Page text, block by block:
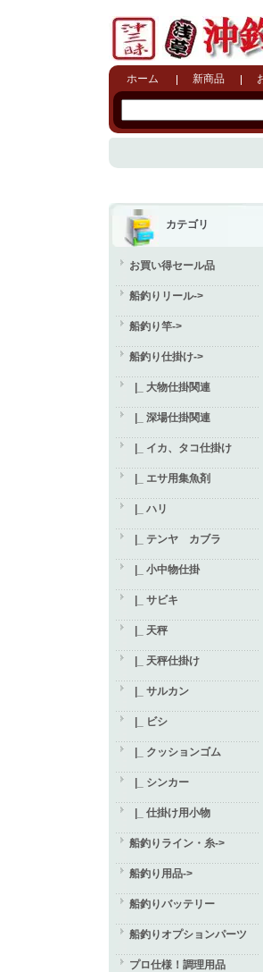
ホーム 新商品
カテゴリ
お買い得セール品
船釣りリール->
船釣り竿->
船釣り仕掛け->
|_ 大物仕掛関連
|_ 深場仕掛関連
|_ イカ、タコ仕掛け
|_ エサ用集魚剤
|_ ハリ
|_ テンヤ カブラ
|_ 小中物仕掛
|_ サビキ
|_ 天秤
|_ 天秤仕掛け
|_ サルカン
|_ ビシ
|_ クッションゴム
|_ シンカー
|_ 仕掛け用小物
船釣りライン・糸->
船釣り用品->
船釣りバッテリー
船釣りオプションパーツ
プロ仕様！調理用品